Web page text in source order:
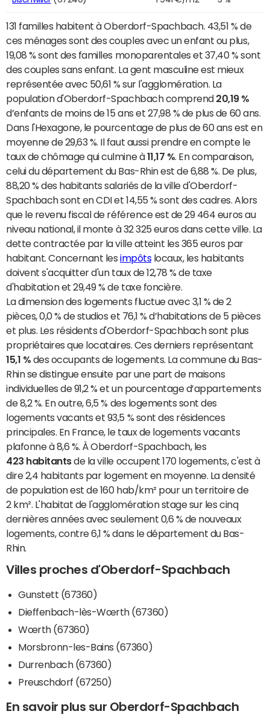
131 familles habitent à Oberdorf-Spachbach. 43,51 % de
ces ménages sont des couples avec un enfant ou plus,
19,08 % sont des familles monoparentales et 37,40 % sont
des couples sans enfant. La gent masculine est mieux
représentée avec 50,61 % sur l'agglomération. La
population d'Oberdorf-Spachbach comprend 20,19 %
d’enfants de moins de 15 ans et 27,98 % de plus de 60 ans.
Dans l'Hexagone, le pourcentage de plus de 60 ans est en
moyenne de 29,63 %. Il faut aussi prendre en compte le
taux de chômage qui culmine à11,17 % . En comparaison,
celui du département du Bas-Rhin est de 6,88 %. De plus,
88,20 % des habitants salariés de la ville d'Oberdorf-
Spachbach sont en CDI et 14,55 % sont des cadres. Alors
que le revenu fiscal de référence est de 29 464 euros au
niveau national, il monte à 32 325 euros dans cette ville. La
dette contractée par la ville atteint les 365 euros par
habitant. Concernant lesimpôtslocaux, les habitants
doivent s'acquitter d'un taux de 12,78 % de taxe
d'habitation et 29,49 % de taxe foncière.
La dimension des logements fluctue avec 3,1 % de 2
pièces, 0,0 % de studios et 76,1 % d’habitations de 5 pièces
et plus. Les résidents d'Oberdorf-Spachbach sont plus
propriétaires que locataires. Ces derniers représentant
15,1 % des occupants de logements. La commune du Bas-
Rhin se distingue ensuite par une part de maisons
individuelles de 91,2 % et un pourcentage d’appartements
de 8,2 %. En outre, 6,5 % des logements sont des
logements vacants et 93,5 % sont des résidences
principales. En France, le taux de logements vacants
plafonne à 8,6 %. À Oberdorf-Spachbach, les
423 habitantsde la ville occupent 170 logements, c'est à
dire 2,4 habitants par logement en moyenne. La densité
de population est de 160 hab/km² pour un territoire de
2 km². L'habitat de l'agglomération stage sur les cinq
dernières années avec seulement 0,6 % de nouveaux
logements, contre 6,1 % dans le département du Bas-
Rhin.
Villes proches d'Oberdorf-Spachbach
Gunstett (67360)
Dieffenbach-lès-Wœrth (67360)
Wœrth (67360)
Morsbronn-les-Bains (67360)
Durrenbach (67360)
Preuschdorf (67250)
En savoir plus sur Oberdorf-Spachbach